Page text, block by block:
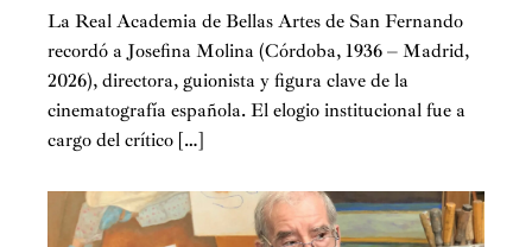
La Real Academia de Bellas Artes de San Fernando
recordó a Josefina Molina (Córdoba, 1936 – Madrid,
2026), directora, guionista y figura clave de la
cinematografía española. El elogio institucional fue a
cargo del crítico […]